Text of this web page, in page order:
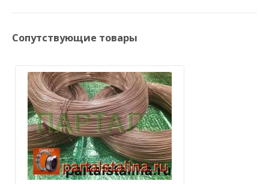
Сопутствующие товары